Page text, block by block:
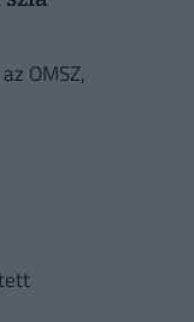
OMSZ,